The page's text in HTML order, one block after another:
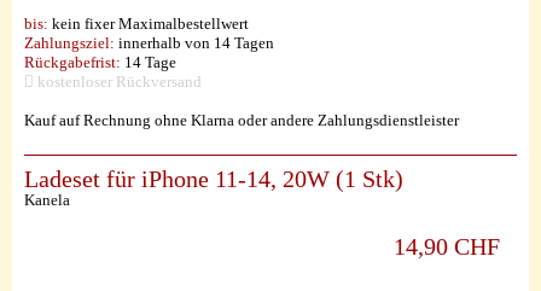
bis: kein fixer Maximalbestellwert
Zahlungsziel: innerhalb von 14 Tagen
Rückgabefrist: 14 Tage
kostenloser Rückversand
Kauf auf Rechnung ohne Klarna oder andere Zahlungsdienstleister
Ladeset für iPhone 11-14, 20W (1 Stk)
Kanela
14,90 CHF